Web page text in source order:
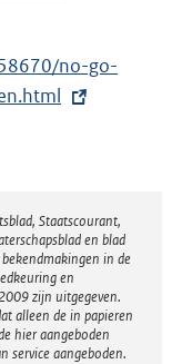
no-go-
Staatscourant,
en blad
in de
en
zijn uitgegeven.
alleen de in papieren
hier aangeboden
service aangeboden.